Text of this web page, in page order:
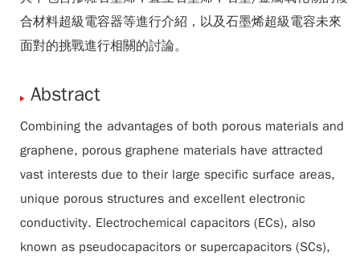
合材料超級電容器等進行介紹，以及石墨烯超級電容未來
面對的挑戰進行相關的討論。
Abstract
Combining the advantages of both porous materials and
graphene, porous graphene materials have attracted
vast interests due to their large specific surface areas,
unique porous structures and excellent electronic
conductivity. Electrochemical capacitors (ECs), also
known as pseudocapacitors or supercapacitors (SCs),